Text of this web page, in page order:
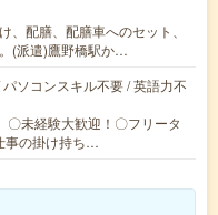
、配膳、配膳車へのセット、
(派遣)鷹野橋駅か…
ソコンスキル不要 / 英語力不
〇未経験大歓迎！〇フリータ
事の掛け持ち…